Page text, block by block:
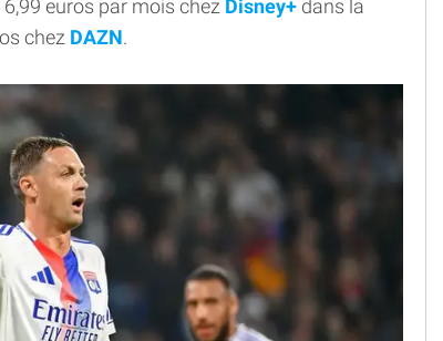
euros par mois chez Disney+ dans la
chez DAZN.